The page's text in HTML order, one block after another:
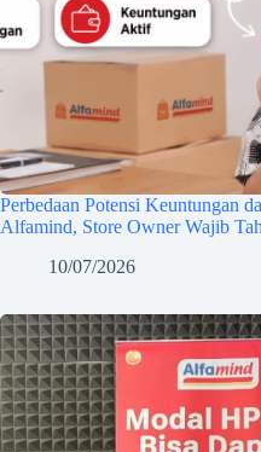
Perbedaan Potensi Keuntungan
Alfamind, Store Owner Wajib
10/07/2026